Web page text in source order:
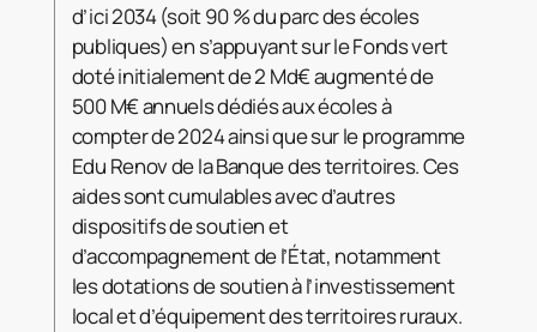
d’ici 2034 (soit 90 % du parc des écoles
publiques) en s’appuyant sur le Fonds vert
doté initialement de 2 Md€ augmenté de
500 M€ annuels dédiés aux écoles à
compter de 2024 ainsi que sur le programme
Edu Renov de la Banque des territoires. Ces
aides sont cumulables avec d’autres
dispositifs de soutien et
d’accompagnement de l’État, notamment
les dotations de soutien à l’investissement
local et d’équipement des territoires ruraux.